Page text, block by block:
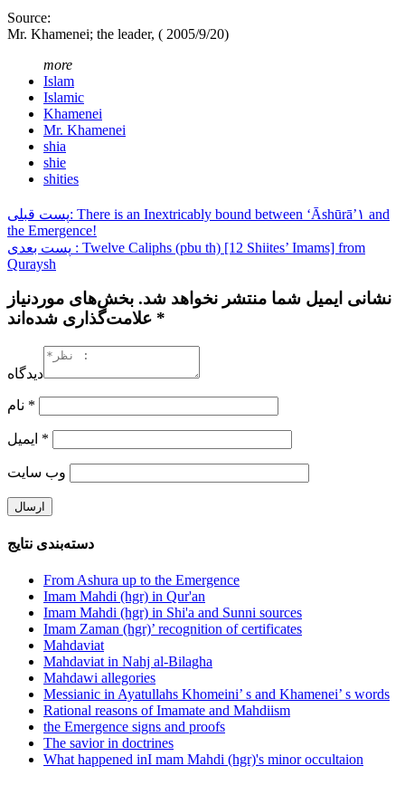
Source:
Mr. Khamenei; the leader, ( 2005/9/20)
more
Islam
Islamic
Khamenei
Mr. Khamenei
shia
shie
shities
پست قبلی: There is an Inextricably bound between ʻĀshūrā’۱ and
the Emergence!
پست بعدی : Twelve Caliphs (pbu th) [12 Shiites’ Imams] from
Quraysh
نشانی ایمیل شما منتشر نخواهد شد. بخش‌های موردنیاز
علامت‌گذاری شده‌اند *
دیدگاه
*
*
وب‌ سایت
دسته‌بندی نتایج
From Ashura up to the Emergence
Imam Mahdi (hgr) in Qur'an
Imam Mahdi (hgr) in Shi'a and Sunni sources
Imam Zaman (hgr)’ recognition of certificates
Mahdaviat
Mahdaviat in Nahj al-Bilagha
Mahdawi allegories
Messianic in Ayatullahs Khomeini’ s and Khamenei’ s words
Rational reasons of Imamate and Mahdiism
the Emergence signs and proofs
The savior in doctrines
What happened inI mam Mahdi (hgr)'s minor occultaion